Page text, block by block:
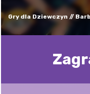
Gry dla Dziewczyn